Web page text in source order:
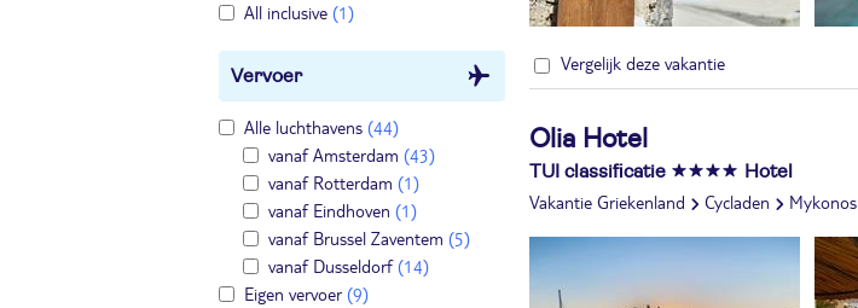
All inclusive (1)
Vervoer
Alle luchthavens (44)
vanaf Amsterdam (43)
vanaf Rotterdam (1)
vanaf Eindhoven (1)
vanaf Brussel Zaventem (5)
vanaf Dusseldorf(14)
Eigen vervoer(9)
Vergelijk deze vakantie
Olia Hotel
TUI classificatie Hotel
Vakantie Griekenland Cycladen Mykonos